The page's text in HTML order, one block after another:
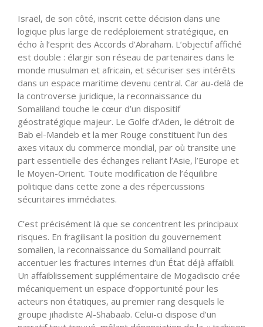
Israël, de son côté, inscrit cette décision dans une
logique plus large de redéploiement stratégique, en
écho à l’esprit des Accords d’Abraham. L’objectif affiché
est double : élargir son réseau de partenaires dans le
monde musulman et africain, et sécuriser ses intérêts
dans un espace maritime devenu central. Car au-delà de
la controverse juridique, la reconnaissance du
Somaliland touche le cœur d’un dispositif
géostratégique majeur. Le Golfe d’Aden, le détroit de
Bab el-Mandeb et la mer Rouge constituent l’un des
axes vitaux du commerce mondial, par où transite une
part essentielle des échanges reliant l’Asie, l’Europe et
le Moyen-Orient. Toute modification de l’équilibre
politique dans cette zone a des répercussions
sécuritaires immédiates.
C’est précisément là que se concentrent les principaux
risques. En fragilisant la position du gouvernement
somalien, la reconnaissance du Somaliland pourrait
accentuer les fractures internes d’un État déjà affaibli.
Un affaiblissement supplémentaire de Mogadiscio crée
mécaniquement un espace d’opportunité pour les
acteurs non étatiques, au premier rang desquels le
groupe jihadiste Al-Shabaab. Celui-ci dispose d’un